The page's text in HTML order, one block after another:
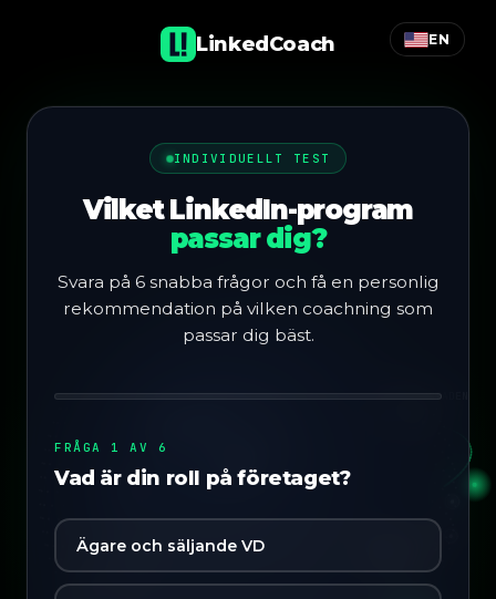
EN
LinkedCoach
INDIVIDUELLT TEST
Vilket LinkedIn-program
passar dig?
Svara på 6 snabba frågor och få en personlig
rekommendation på vilken coachning som
passar dig bäst.
FRÅGA 1 AV 6
Vad är din roll på företaget?
Ägare och säljande VD